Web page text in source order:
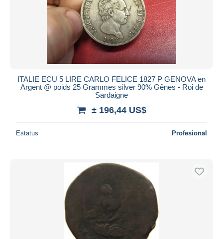
ITALIE ECU 5 LIRE CARLO FELICE 1827 P GENOVA en
Argent @ poids 25 Grammes silver 90% Gênes - Roi de
Sardaigne
± 196,44 US$
Estatus Profesional